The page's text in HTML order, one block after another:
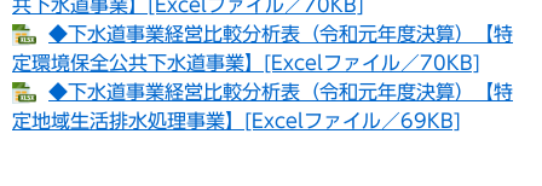
共下水道事業】[Excelファイル／70KB]
◆下水道事業経営比較分析表（令和元年度決算）【特
定環境保全公共下水道事業】[Excelファイル／70KB]
◆下水道事業経営比較分析表（令和元年度決算）【特
定地域生活排水処理事業】[Excelファイル／69KB]